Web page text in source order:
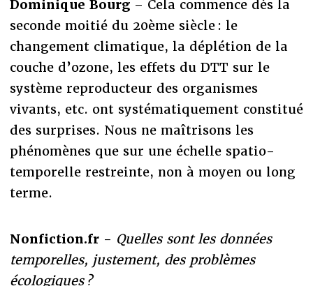
Dominique Bourg– Cela commence dès la
seconde moitié du 20ème siècle : le
changement climatique, la déplétion de la
couche d’ozone, les effets du DTT sur le
système reproducteur des organismes
vivants, etc. ont systématiquement constitué
des surprises. Nous ne maîtrisons les
phénomènes que sur une échelle spatio-
temporelle restreinte, non à moyen ou long
terme.
Nonfiction.fr - Quelles sont les données
temporelles, justement, des problèmes
écologiques ?